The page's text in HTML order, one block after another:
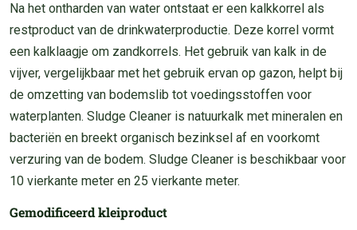
Na het ontharden van water ontstaat er een kalkkorrel als
restproduct van de drinkwaterproductie. Deze korrel vormt
een kalklaagje om zandkorrels. Het gebruik van kalk in de
vijver, vergelijkbaar met het gebruik ervan op gazon, helpt bij
de omzetting van bodemslib tot voedingsstoffen voor
waterplanten. Sludge Cleaner is natuurkalk met mineralen en
bacteriën en breekt organisch bezinksel af en voorkomt
verzuring van de bodem. Sludge Cleaner is beschikbaar voor
10 vierkante meter en 25 vierkante meter.
Gemodificeerd kleiproduct